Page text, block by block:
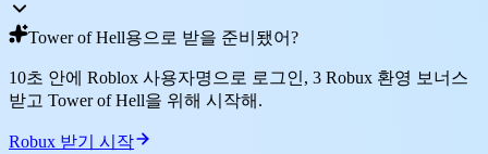
Tower of Hell용으로 받을 준비됐어?
10초 안에 Roblox 사용자명으로 로그인, 3 Robux 환영 보너스
받고 Tower of Hell을 위해 시작해.
Robux 받기 시작